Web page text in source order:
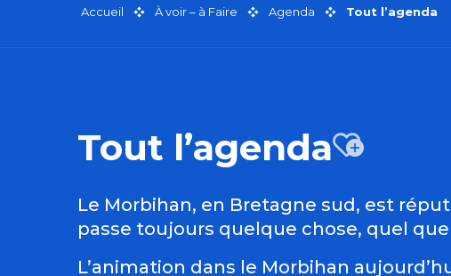
Accueil À voir – à Faire Agenda Tout l’agenda
Tout l’agenda
Le Morbihan, en Bretagne sud, est
passe toujours quelque chose, quel
L’animation dans le Morbihan